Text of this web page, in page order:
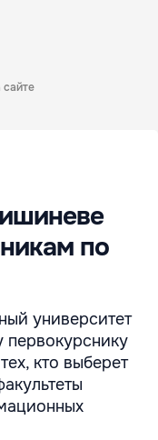
сайте
по
университет
кто выберет